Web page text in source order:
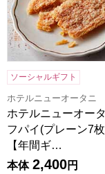
ソーシャルギフト
ホテルニューオータニ
ホテルニューオー
フパイ(プレーン7
【年間ギ…
本体 2,400円